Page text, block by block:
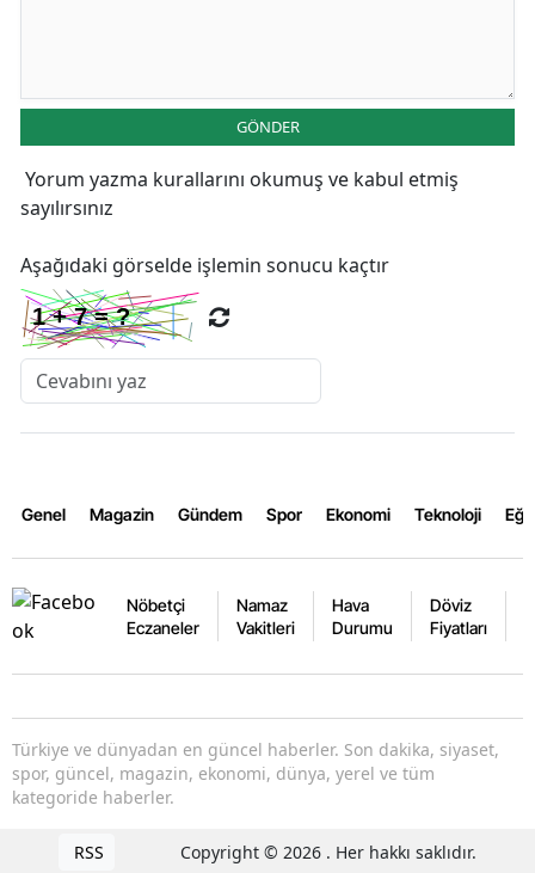
GÖNDER
Yorum yazma kurallarını okumuş ve kabul etmiş
sayılırsınız
Aşağıdaki görselde işlemin sonucu kaçtır
Genel Magazin Gündem Spor Ekonomi Teknoloji
Nöbetçi
Eczaneler
Namaz
Vakitleri
Hava
Durumu
Döviz
Fiyatları
Türkiye ve dünyadan en güncel haberler. Son dakika, siyaset,
spor, güncel, magazin, ekonomi, dünya, yerel ve tüm
kategoride haberler.
RSS Copyright © 2026 . Her hakkı saklıdır.